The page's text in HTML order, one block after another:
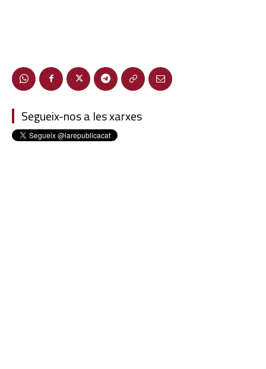
Segueix-nos a les xarxes